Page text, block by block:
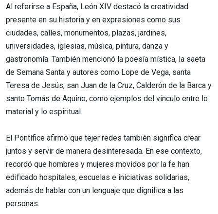
Al referirse a España, León XIV destacó la creatividad
presente en su historia y en expresiones como sus
ciudades, calles, monumentos, plazas, jardines,
universidades, iglesias, música, pintura, danza y
gastronomía. También mencionó la poesía mística, la saeta
de Semana Santa y autores como Lope de Vega, santa
Teresa de Jesús, san Juan de la Cruz, Calderón de la Barca y
santo Tomás de Aquino, como ejemplos del vínculo entre lo
material y lo espiritual.
El Pontífice afirmó que tejer redes también significa crear
juntos y servir de manera desinteresada. En ese contexto,
recordó que hombres y mujeres movidos por la fe han
edificado hospitales, escuelas e iniciativas solidarias,
además de hablar con un lenguaje que dignifica a las
personas.